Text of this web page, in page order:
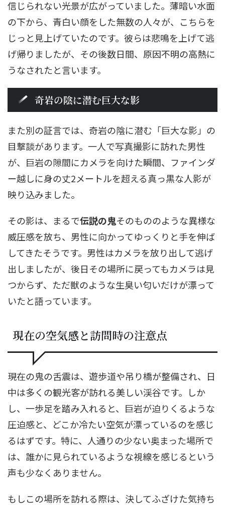
信じられない光景が広がっていました。薄暗い水面
の下から、青白い顔をした無数の人々が、こちらを
じっと見上げていたのです。彼らは悲鳴を上げて逃
げ帰りましたが、その後数日間、原因不明の高熱に
うなされたと言います。
奇岩の陰に潜む巨大な影
また別の証言では、奇岩の陰に潜む「巨大な影」の
目撃談があります。一人で写真撮影に訪れた男性
が、巨岩の隙間にカメラを向けた瞬間、ファインダ
ー越しに身の丈2メートルを超える真っ黒な人影が
映り込みました。
その影は、まるで伝説の鬼そのもののような異様な
威圧感を放ち、男性に向かってゆっくりと手を伸ば
してきたそうです。男性はカメラを放り出して逃げ
出しましたが、後日その場所に戻ってもカメラは見
つからず、ただ獣のような生臭い匂いだけが漂って
いたと語っています。
現在の空気感と訪問時の注意点
現在の鬼の舌震は、遊歩道や吊り橋が整備され、日
中は多くの観光客が訪れる美しい渓谷です。しか
し、一歩足を踏み入れると、巨岩が迫りくるような
圧迫感と、どこか冷たい空気が漂っているのを感じ
るはずです。特に、人通りの少ない奥まった場所で
は、誰かに見られているような視線を感じるという
声も少なくありません。
もしこの場所を訪れる際は、決してふざけた気持ち